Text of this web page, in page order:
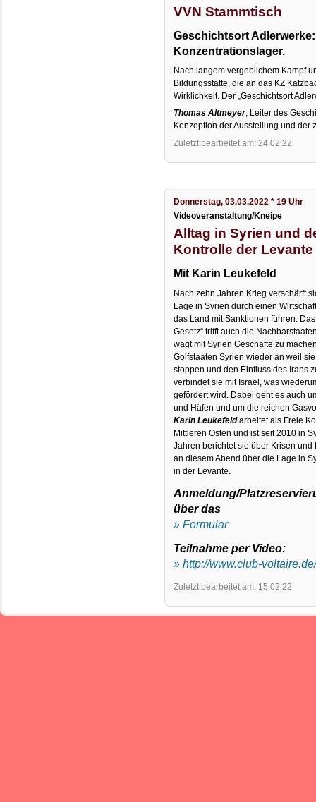
VVN Stammtisch
Geschichtsort
Konzentrationslager.
Nach langem vergeblichem Kampf
Bildungsstätte, die an das KZ
Wirklichkeit. Der „Geschichtsort
Thomas Altmeyer, Leiter des
Konzeption der Ausstellung und der
Zuletzt bearbeitet am: 24.02.22
Donnerstag, 03.03.2022 * 19 Uhr
Videoveranstaltung/Kneipe
Alltag in Syrien und
Kontrolle der Levante
Mit Karin Leukefeld
Nach zehn Jahren Krieg verschärft
Lage in Syrien durch einen
das Land mit Sanktionen führen.
Gesetz“ trifft auch die
wagt mit Syrien Geschäfte zu
Golfstaaten Syrien wieder an weil
stoppen und den Einfluss des Irans
verbindet sie mit Israel, was
gefördert wird. Dabei geht es auch
und Häfen und um die reichen
Karin Leukefeldarbeitet als Freie
Mittleren Osten und ist seit 2010 in
Jahren berichtet sie über Krisen
an diesem Abend über die Lage in
in der Levante.
Anmeldung/
über das
» Formular
Teilnahme per Video:
» http://www.club-
Zuletzt bearbeitet am: 15.02.22